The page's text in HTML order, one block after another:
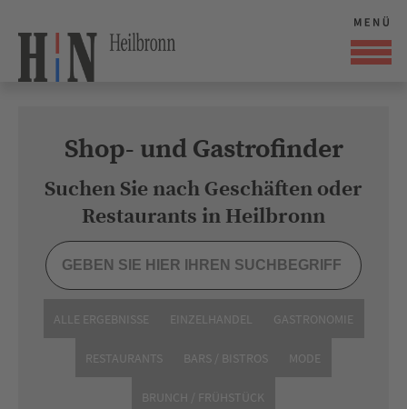
Shop- und Gastrofinder
Suchen Sie nach Geschäften oder
Restaurants in Heilbronn
ALLE ERGEBNISSE EINZELHANDEL GASTRONOMIE
RESTAURANTS BARS / BISTROS MODE
BRUNCH / FRÜHSTÜCK